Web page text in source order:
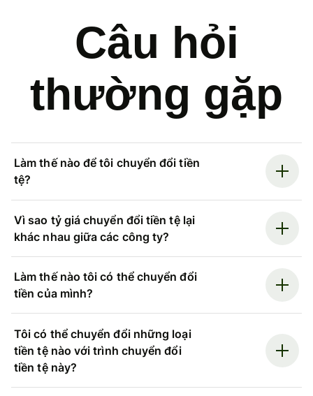
Câu hỏi
thường gặp
Làm thế nào để tôi chuyển đổi tiền
tệ?
Vì sao tỷ giá chuyển đổi tiền tệ lại
khác nhau giữa các công ty?
Làm thế nào tôi có thể chuyển đổi
tiền của mình?
Tôi có thể chuyển đổi những loại
tiền tệ nào với trình chuyển đổi
tiền tệ này?